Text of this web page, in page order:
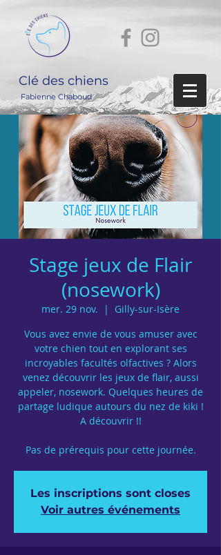
Clé des chiens
Fabienne Chaboud
Stage jeux de Flair
(nosework)
mer. 29 nov.
  |
Gilly-sur-Isère
Vous avez envie de vous amuser avec
votre chien tout en explorant ses
incroyables facultés olfactives ? Alors
venez découvrir les jeux de flair, aussi
appeler, nosework. Quelques heures de
partage ludique autours du nez de kiki !
A découvrir !!
Pas de prérequis pour cette journée.
Les inscriptions sont closes
Voir autres événements